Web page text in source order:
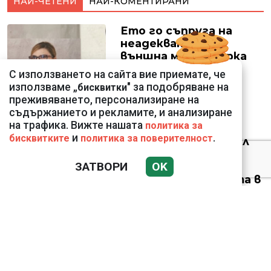
Ето го съпруга на
неадекватната
външна министърка
Велислава Петрова
Ким Чен Ун е получил
22 милиарда долара
свръхпечалба от
началото на войната в
С използването на сайта вие приемате, че
използваме „бисквитки" за подобряване на
преживяването, персонализиране на
съдържанието и рекламите, и анализиране
на трафика. Вижте нашата политика за
бисквитките и политика за поверителност.
ЗАТВОРИ OK